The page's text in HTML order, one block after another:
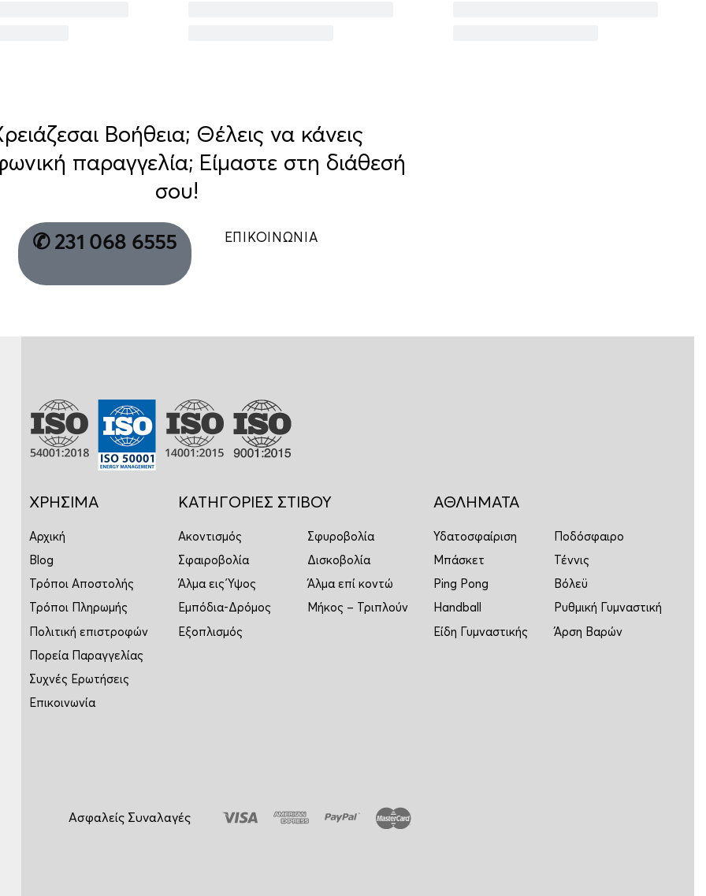
Βοήθεια; Θέλεις να κάνεις
παραγγελία; Είμαστε στη διάθεσή
σου!
✆ 231 068 6555 ΕΠΙΚΟΙΝΩΝΙΑ
ΧΡΗΣΙΜΑ
Αρχική
Blog
Τρόποι Αποστολής
Τρόποι Πληρωμής
Πολιτική επιστροφών
Πορεία Παραγγελίας
Συχνές Ερωτήσεις
Επικοινωνία
ΚΑΤΗΓΟΡΙΕΣ ΣΤΙΒΟΥ
Ακοντισμός
Σφυροβολία
Σφαιροβολία
Δισκοβολία
Άλμα εις Ύψος
Άλμα επί κοντώ
Εμπόδια-Δρόμος
Μήκος – Τριπλούν
Εξοπλισμός
ΑΘΛΗΜΑΤΑ
Υδατοσφαίριση
Ποδόσφαιρο
Μπάσκετ
Τέννις
Ping Pong
Βόλεϋ
Handball
Ρυθμική Γυμναστική
Είδη Γυμναστικής
Άρση Βαρών
Ασφαλείς Συναλαγές